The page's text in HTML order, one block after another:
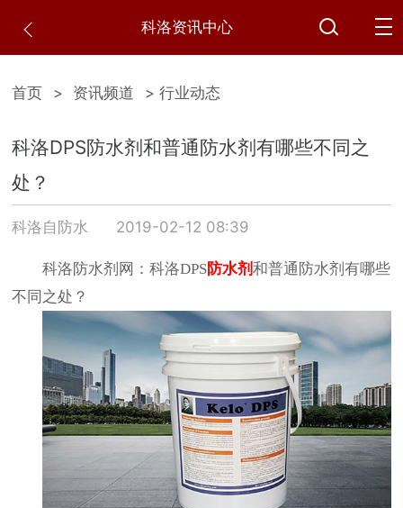
科洛资讯中心
首页 > 资讯频道 > 行业动态
科洛DPS防水剂和普通防水剂有哪些不同之
处？
科洛自防水 2019-02-12 08:39
科洛防水剂网：科洛DPS防水剂和普通防水剂有哪些
不同之处？